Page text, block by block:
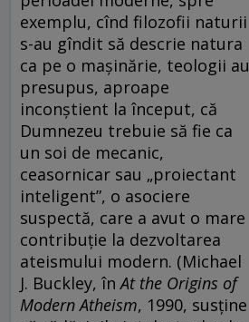
exemplu, cînd filozofii naturii
s-au gîndit să descrie natura
ca pe o mașinărie, teologii au
presupus, aproape
inconștient la început, că
Dumnezeu trebuie să fie ca
un soi de mecanic,
ceasornicar sau „proiectant
inteligent”, o asociere
suspectă, care a avut o mare
contribuție la dezvoltarea
ateismului modern. (Michael
J. Buckley, înAt the Origins of
Modern Atheism, 1990, susține